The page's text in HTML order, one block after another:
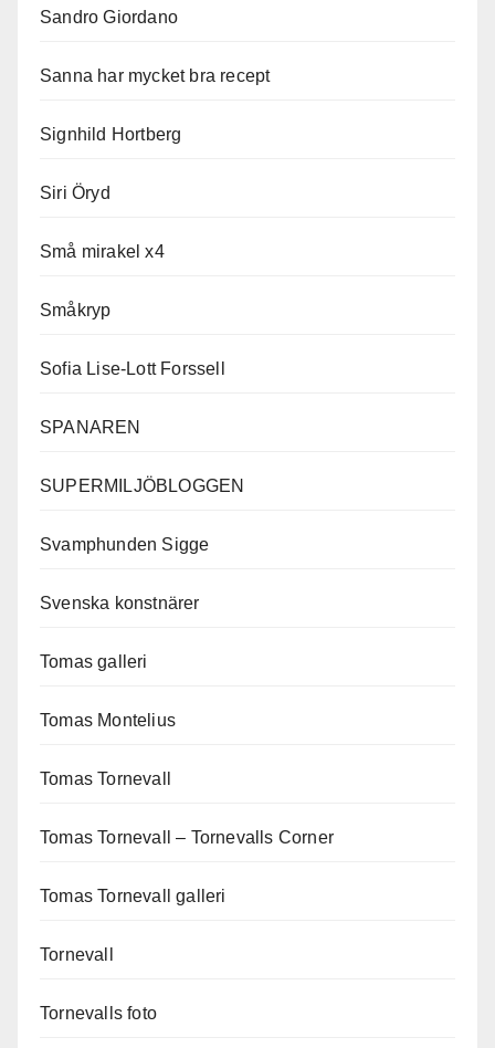
Sandro Giordano
Sanna har mycket bra recept
Signhild Hortberg
Siri Öryd
Små mirakel x4
Småkryp
Sofia Lise-Lott Forssell
SPANAREN
SUPERMILJÖBLOGGEN
Svamphunden Sigge
Svenska konstnärer
Tomas galleri
Tomas Montelius
Tomas Tornevall
Tomas Tornevall – Tornevalls Corner
Tomas Tornevall galleri
Tornevall
Tornevalls foto